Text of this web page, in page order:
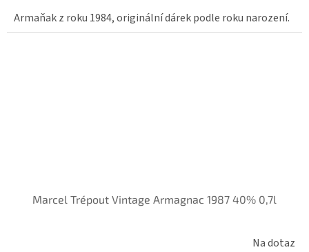
Armaňak z roku 1984, originální dárek podle roku narození.
Marcel Trépout Vintage Armagnac 1987 40% 0,7l
Na dotaz